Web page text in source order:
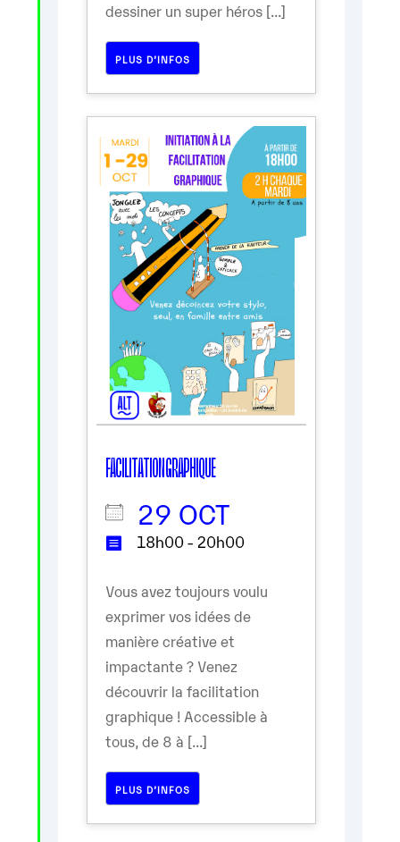
dessiner un super héros [...]
PLUS D’INFOS
FACILITATION GRAPHIQUE
29 OCT
18h00 - 20h00
Vous avez toujours voulu
exprimer vos idées de
manière créative et
impactante ? Venez
découvrir la facilitation
graphique ! Accessible à
tous, de 8 à [...]
PLUS D’INFOS